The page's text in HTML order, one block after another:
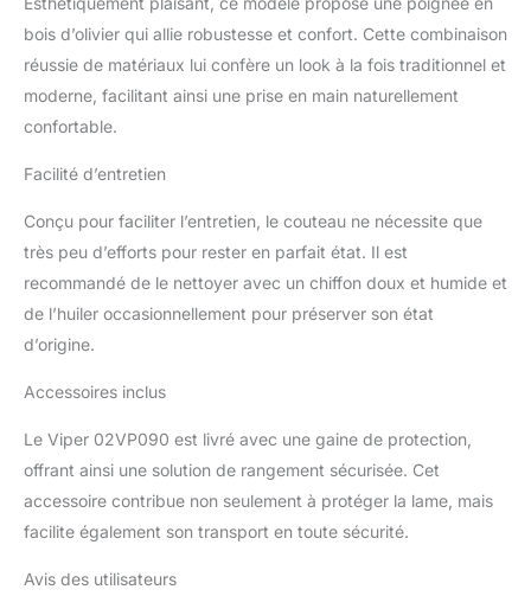
bois d’olivier qui allie robustesse et confort. Cette combinaison
réussie de matériaux lui confère un look à la fois traditionnel et
moderne, facilitant ainsi une prise en main naturellement
confortable.
Facilité d’entretien
Conçu pour faciliter l’entretien, le couteau ne nécessite que
très peu d’efforts pour rester en parfait état. Il est
recommandé de le nettoyer avec un chiffon doux et humide et
de l’huiler occasionnellement pour préserver son état
d’origine.
Accessoires inclus
Le Viper 02VP090 est livré avec une gaine de protection,
offrant ainsi une solution de rangement sécurisée. Cet
accessoire contribue non seulement à protéger la lame, mais
facilite également son transport en toute sécurité.
Avis des utilisateurs